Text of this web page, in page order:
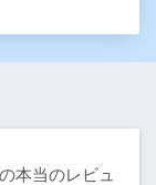
本当のレビュ